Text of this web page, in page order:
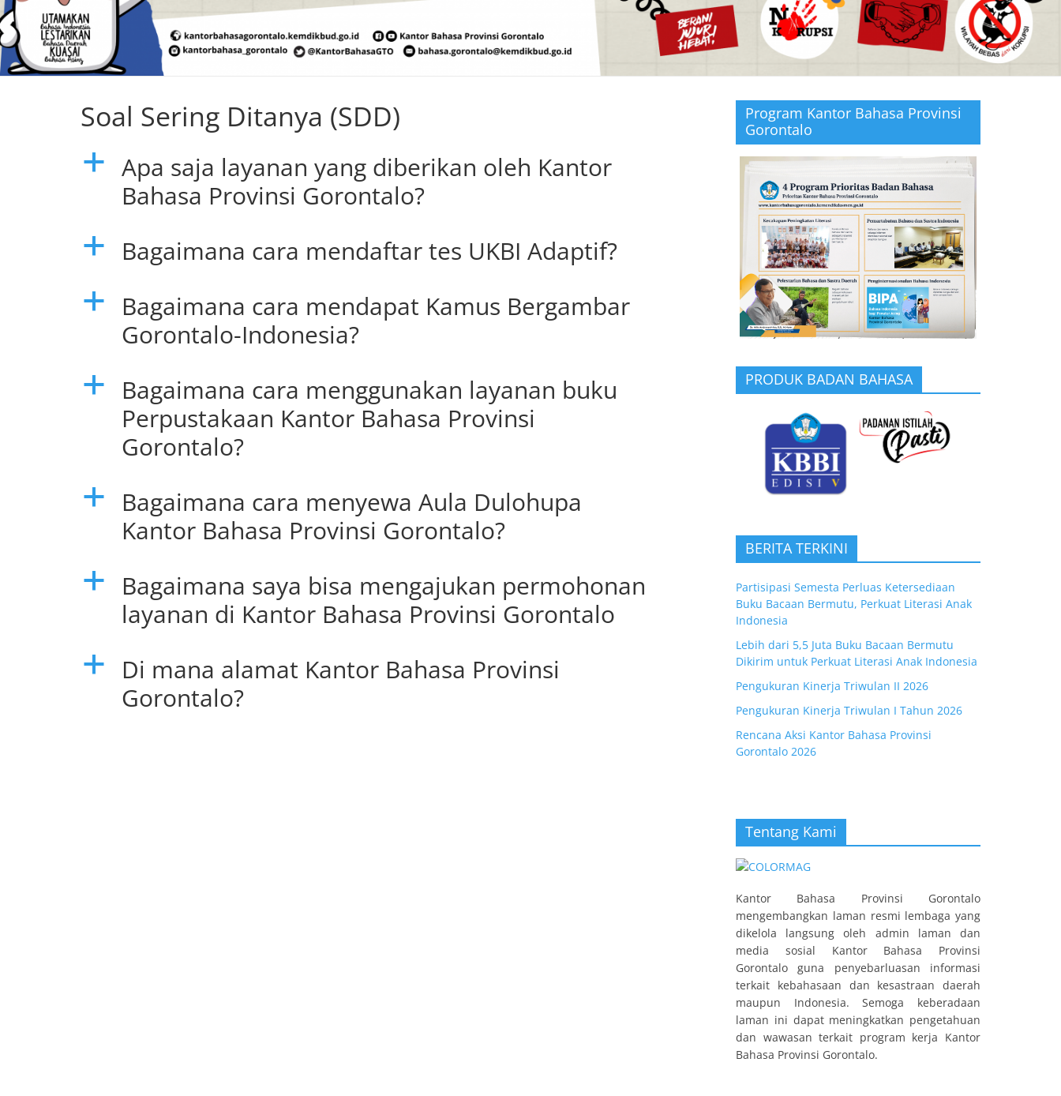
Soal Sering Ditanya (SDD)
a
Apa saja layanan yang diberikan oleh Kantor
Bahasa Provinsi Gorontalo?
a Bagaimana cara mendaftar tes UKBI Adaptif?
a
Bagaimana cara mendapat Kamus Bergambar
Gorontalo-Indonesia?
a
Bagaimana cara menggunakan layanan buku
Perpustakaan Kantor Bahasa Provinsi
Gorontalo?
a
Bagaimana cara menyewa Aula Dulohupa
Kantor Bahasa Provinsi Gorontalo?
a
Bagaimana saya bisa mengajukan permohonan
layanan di Kantor Bahasa Provinsi Gorontalo
a
Di mana alamat Kantor Bahasa Provinsi
Gorontalo?
Program Kantor Bahasa Provinsi
Gorontalo
PRODUK BADAN BAHASA
BERITA TERKINI
Partisipasi Semesta Perluas Ketersediaan
Buku Bacaan Bermutu, Perkuat Literasi Anak
Indonesia
Lebih dari 5,5 Juta Buku Bacaan Bermutu
Dikirim untuk Perkuat Literasi Anak Indonesia
Pengukuran Kinerja Triwulan II 2026
Pengukuran Kinerja Triwulan I Tahun 2026
Rencana Aksi Kantor Bahasa Provinsi
Gorontalo 2026
Tentang Kami
Kantor Bahasa Provinsi Gorontalo
mengembangkan laman resmi lembaga yang
dikelola langsung oleh admin laman dan
media sosial Kantor Bahasa Provinsi
Gorontalo guna penyebarluasan informasi
terkait kebahasaan dan kesastraan daerah
maupun Indonesia. Semoga keberadaan
laman ini dapat meningkatkan pengetahuan
dan wawasan terkait program kerja Kantor
Bahasa Provinsi Gorontalo.